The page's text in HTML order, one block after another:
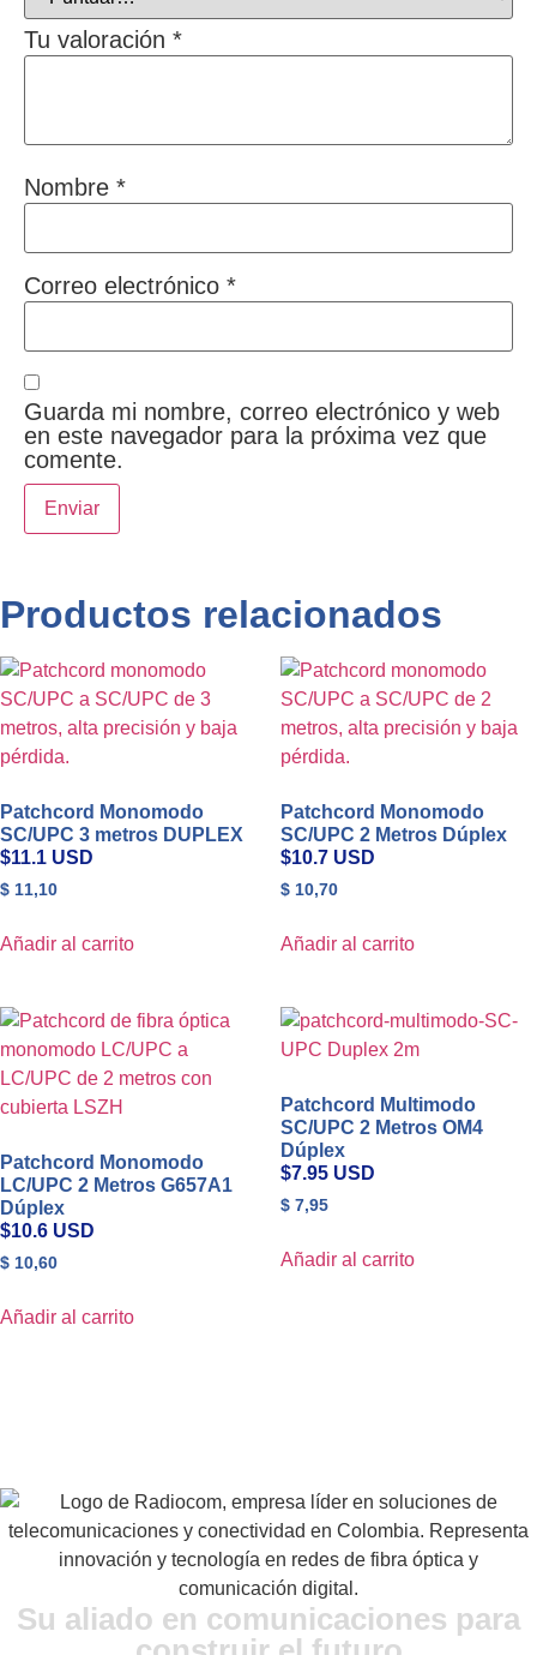
Tu valoración *
Nombre *
Correo electrónico *
Guarda mi nombre, correo electrónico y web
en este navegador para la próxima vez que
comente.
Productos relacionados
Patchcord Monomodo
SC/UPC 3 metros DUPLEX
$11.1 USD
$ 11,10
Añadir al carrito
Patchcord Monomodo
SC/UPC 2 Metros Dúplex
$10.7 USD
$ 10,70
Añadir al carrito
Patchcord Monomodo
LC/UPC 2 Metros G657A1
Dúplex
$10.6 USD
$ 10,60
Añadir al carrito
Patchcord Multimodo
SC/UPC 2 Metros OM4
Dúplex
$7.95 USD
$ 7,95
Añadir al carrito
Su aliado en comunicaciones para